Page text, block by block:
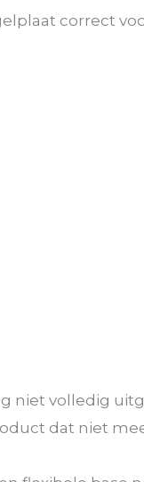
correct
niet volledig
dat niet